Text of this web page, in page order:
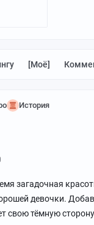
[моё]
История
загадочная
девочки.
свою тёмную